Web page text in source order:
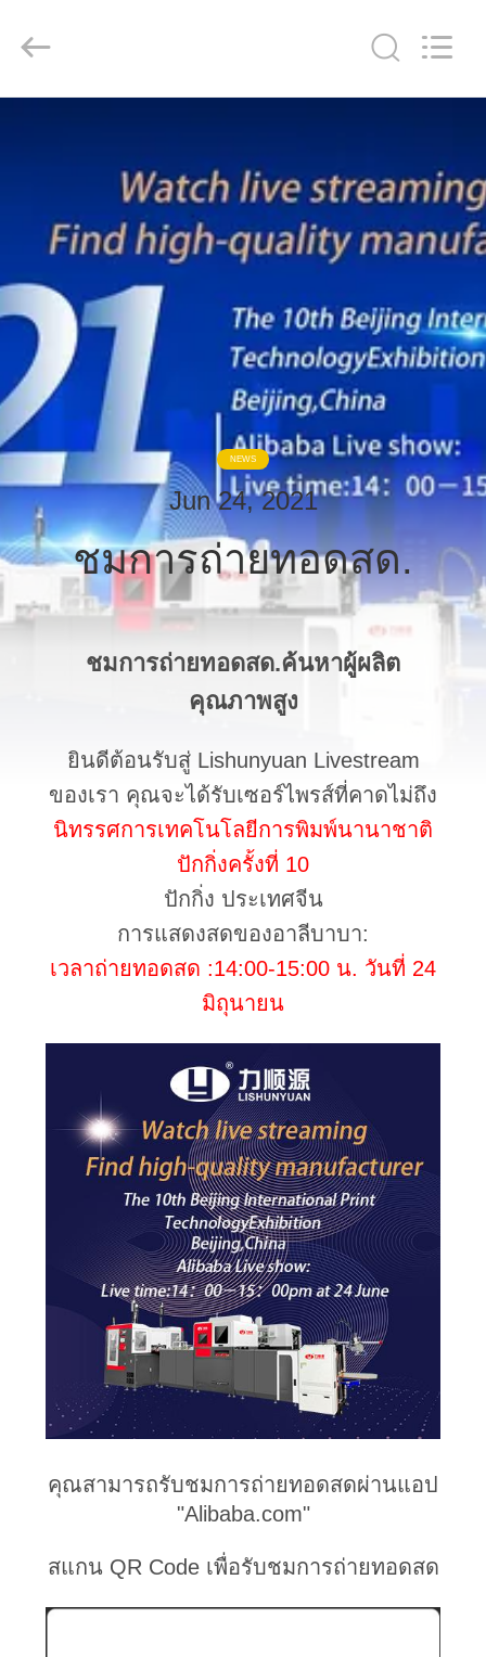
เกี่ยว
กับ
เรา
ทัวร์
โรงงาน
การ
ควบคุม
ติดต่อ
อ้างอิง
แผนผัง
เว็บไซต์
นโยบาย
ส่วน
Automation
Rights
NEWS
Jun 24, 2021
ชมการถ่ายทอดสด.
ชมการถ่ายทอดสด.ค้นหาผู้ผลิต
คุณภาพสูง
ยินดีต้อนรับสู่ Lishunyuan Livestream
ของเรา คุณจะได้รับเซอร์ไพรส์ที่คาดไม่ถึง
นิทรรศการเทคโนโลยีการพิมพ์นานาชาติ
ปักกิ่งครั้งที่ 10
ปักกิ่ง ประเทศจีน
การแสดงสดของอาลีบาบา:
เวลาถ่ายทอดสด :14:00-15:00 น. วันที่ 24
มิถุนายน
คุณสามารถรับชมการถ่ายทอดสดผ่านแอป
"Alibaba.com"
สแกน QR Code เพื่อรับชมการถ่ายทอดสด